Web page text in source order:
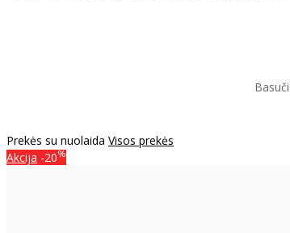
Prekės su nuolaida Visos prekės
Akcija -20%